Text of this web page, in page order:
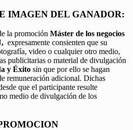
IMAGEN DEL GANADOR:
la promoción Máster de los negocios
expresamente consienten que su
video o cualquier otro medio,
publicitarias o material de divulgación
y Éxito sin que por ello se hagan
remuneración adicional. Dichas
que el participante resulte
medio de divulgación de los